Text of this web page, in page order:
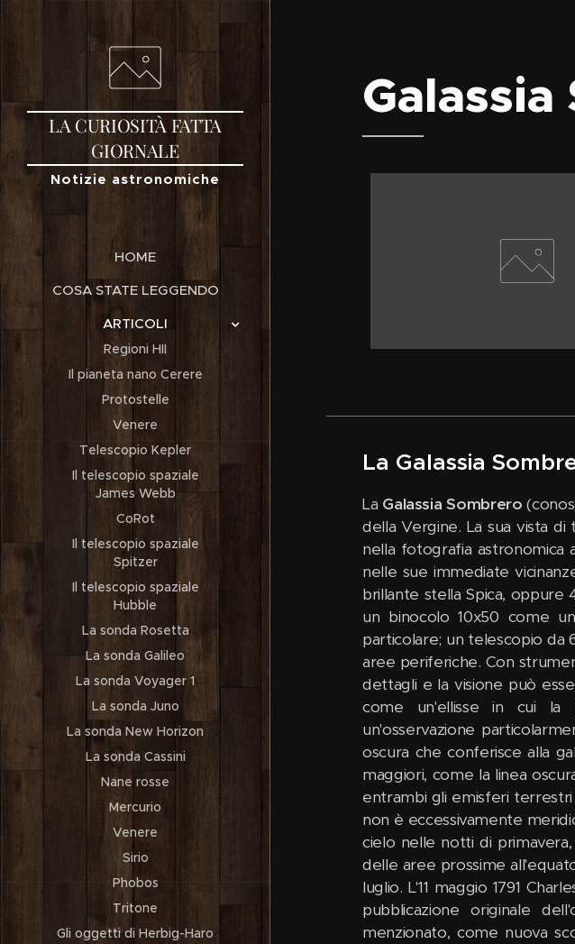
LA CURIOSITÀ FATTA
GIORNALE
Notizie astronomiche
HOME
COSA STATE LEGGENDO
ARTICOLI
Regioni HII
Il pianeta nano Cerere
Protostelle
Venere
Telescopio Kepler
Il telescopio spaziale
James Webb
CoRot
Il telescopio spaziale
Spitzer
Il telescopio spaziale
Hubble
La sonda Rosetta
La sonda Galileo
La sonda Voyager 1
La sonda Juno
La sonda New Horizon
La sonda Cassini
Nane rosse
Mercurio
Venere
Sirio
Phobos
Tritone
Gli oggetti di Herbig-Haro
La Galassia
La Galassia Sombrero
della Vergine. La sua vista
nella fotografia
nelle sue immediate
brillante stella Spica, oppure
un binocolo 10x50 come
particolare; un telescopio da
aree periferiche. Con
dettagli e la visione può
come un'ellisse in cui la
un'osservazione
oscura che conferisce alla
maggiori, come la linea
entrambi gli emisferi
non è eccessivamente
cielo nelle notti di
delle aree prossime
luglio. L'11 maggio 1791
pubblicazione originale
menzionato, come nuova